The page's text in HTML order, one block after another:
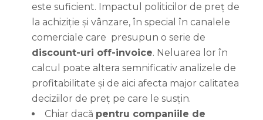
este suficient. Impactul politicilor de preț de
la achiziție și vânzare, în special în canalele
comerciale care presupun o serie de
discount-uri off-invoice. Neluarea lor în
calcul poate altera semnificativ analizele de
profitabilitate și de aici afecta major calitatea
deciziilor de preț pe care le susțin.
Chiar dacă pentru companiile de